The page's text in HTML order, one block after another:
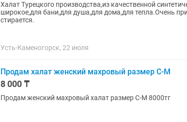
Халат Турецкого производства,из качественной
широкое,для бани,для душа,для дома,для тепла.Очень
стирается.
Усть-Каменогорск, 22 июля
Продам халат женский махровый размер С-М
8 000 ₸
Продам женский махровый халат размер С-М 8000тг